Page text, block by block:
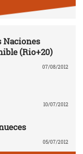
Naciones
(Rio+20)
07/08/2012
10/07/2012
05/07/2012